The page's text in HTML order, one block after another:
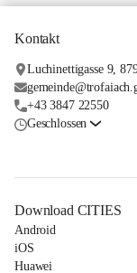
Kontakt
Luchinettigasse 9,
+43 3847 22550
Geschlossen
Download CITIES
Android
iOS
Huawei